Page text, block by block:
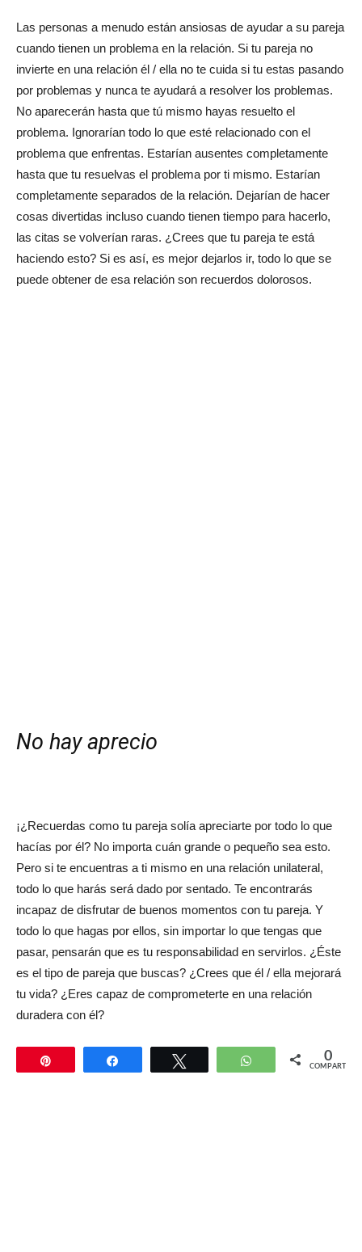
Las personas a menudo están ansiosas de ayudar a su pareja
cuando tienen un problema en la relación. Si tu pareja no
invierte en una relación él / ella no te cuida si tu estas pasando
por problemas y nunca te ayudará a resolver los problemas.
No aparecerán hasta que tú mismo hayas resuelto el
problema. Ignorarían todo lo que esté relacionado con el
problema que enfrentas. Estarían ausentes completamente
hasta que tu resuelvas el problema por ti mismo. Estarían
completamente separados de la relación. Dejarían de hacer
cosas divertidas incluso cuando tienen tiempo para hacerlo,
las citas se volverían raras. ¿Crees que tu pareja te está
haciendo esto? Si es así, es mejor dejarlos ir, todo lo que se
puede obtener de esa relación son recuerdos dolorosos.
No hay aprecio
¡¿Recuerdas como tu pareja solía apreciarte por todo lo que
hacías por él? No importa cuán grande o pequeño sea esto.
Pero si te encuentras a ti mismo en una relación unilateral,
todo lo que harás será dado por sentado. Te encontrarás
incapaz de disfrutar de buenos momentos con tu pareja. Y
todo lo que hagas por ellos, sin importar lo que tengas que
pasar, pensarán que es tu responsabilidad en servirlos. ¿Éste
es el tipo de pareja que buscas? ¿Crees que él / ella mejorará
tu vida? ¿Eres capaz de comprometerte en una relación
duradera con él?
Compartir WhatsApp 0
COMPARTIR